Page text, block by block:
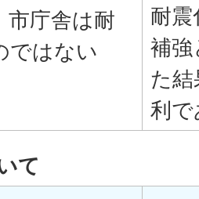
市庁舎は耐
ではない
耐
補強
た
利
て